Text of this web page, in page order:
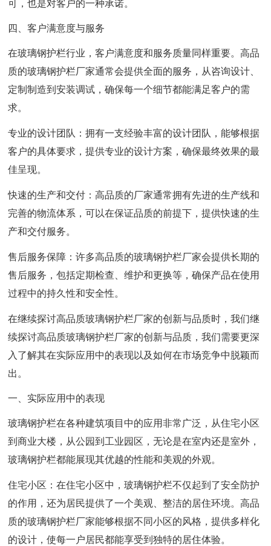
可，也是对客户的一种承诺。
四、客户满意度与服务
在玻璃钢护栏行业，客户满意度和服务质量同样重要。高品
质的玻璃钢护栏厂家通常会提供全面的服务，从咨询设计、
定制制造到安装调试，确保每一个细节都能满足客户的需
求。
专业的设计团队：拥有一支经验丰富的设计团队，能够根据
客户的具体要求，提供专业的设计方案，确保最终效果的最
佳呈现。
快速的生产和交付：高品质的厂家通常拥有先进的生产线和
完善的物流体系，可以在保证品质的前提下，提供快速的生
产和交付服务。
售后服务保障：许多高品质的玻璃钢护栏厂家会提供长期的
售后服务，包括定期检查、维护和更换等，确保产品在使用
过程中的持久性和安全性。
在继续探讨高品质玻璃钢护栏厂家的创新与品质时，我们继
续探讨高品质玻璃钢护栏厂家的创新与品质，我们需要更深
入了解其在实际应用中的表现以及如何在市场竞争中脱颖而
出。
一、实际应用中的表现
玻璃钢护栏在各种建筑项目中的应用非常广泛，从住宅小区
到商业大楼，从公园到工业园区，无论是在室内还是室外，
玻璃钢护栏都能展现其优越的性能和美观的外观。
住宅小区：在住宅小区中，玻璃钢护栏不仅起到了安全防护
的作用，还为居民提供了一个美观、整洁的居住环境。高品
质的玻璃钢护栏厂家能够根据不同小区的风格，提供多样化
的设计，使每一户居民都能享受到独特的居住体验。